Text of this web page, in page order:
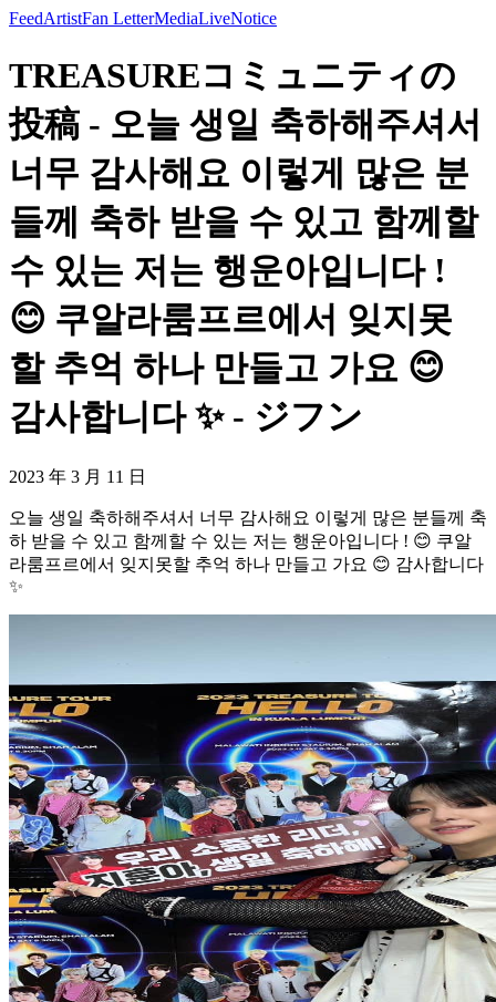
FeedArtistFan LetterMediaLiveNotice
TREASUREコミュニティの
投稿 - 오늘 생일 축하해주셔서
너무 감사해요 이렇게 많은 분
들께 축하 받을 수 있고 함께할
수 있는 저는 행운아입니다 !
😊 쿠알라룸프르에서 잊지못
할 추억 하나 만들고 가요 😊
감사합니다 ✨ - ジフン
2023 年 3 月 11 日
오늘 생일 축하해주셔서 너무 감사해요 이렇게 많은 분들께 축
하 받을 수 있고 함께할 수 있는 저는 행운아입니다 ! 😊 쿠알
라룸프르에서 잊지못할 추억 하나 만들고 가요 😊 감사합니다
✨